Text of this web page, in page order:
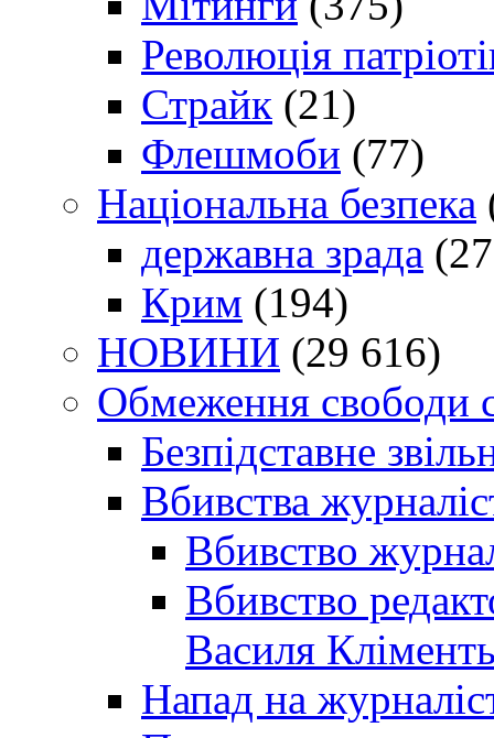
Революція
Страйк (21)
Флешмоби (77)
Національна безпека
державна зрада
Крим (194)
НОВИНИ (29 616)
Обмеження свободи
Безпідставне
Вбивства
Вбивство
Вбивство
Василя
Напад на